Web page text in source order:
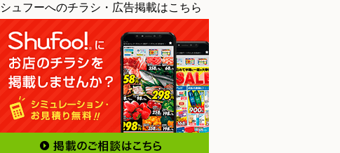
シュフーへのチラシ・広告掲載はこちら